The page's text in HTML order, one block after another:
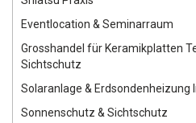
Eventlocation & Seminarraum
Grosshandel für Keramikplatten
Sichtschutz
Solaranlage & Erdsondenheizung
Sonnenschutz & Sichtschutz